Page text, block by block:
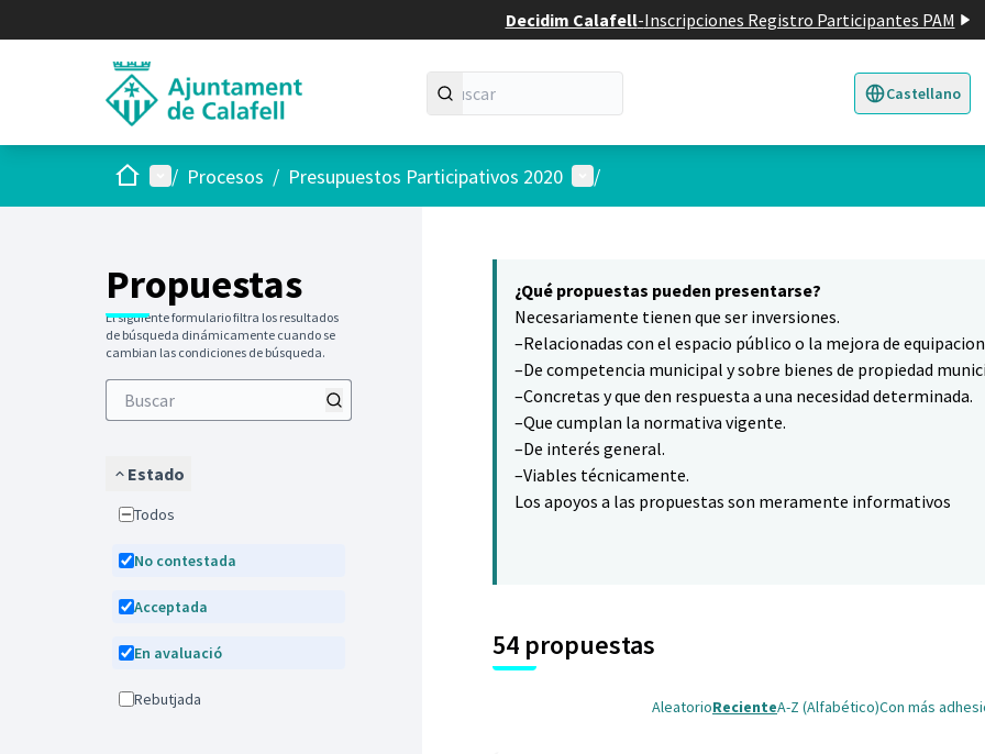
Decidim Calafell-Inscripciones Registro Participantes PAM
Castellano
Triar la llengua
InicioMenú principal
/ Procesos / Presupuestos Participativos 2020 Menú de usuario
/
Propuestas
El siguiente formulario filtra los resultados
de búsqueda dinámicamente cuando se
cambian las condiciones de búsqueda.
Estado
Todos
No contestada
Acceptada
En avaluació
Rebutjada
10
¿Qué propuestas pueden presentarse?
Necesariamente tienen que ser inversiones.
–Relacionadas con el espacio público o la mejora de
–De competencia municipal y sobre bienes de propiedad
–Concretas y que den respuesta a una necesidad determinada.
–Que cumplan la normativa vigente.
–De interés general.
–Viables técnicamente.
Los apoyos a las propuestas son meramente informativos
54 propuestas
AleatorioRecienteA-Z (Alfabético)Con más